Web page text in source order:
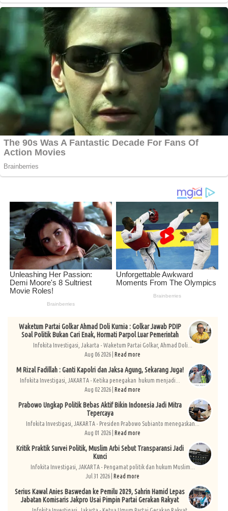
Waketum Partai Golkar Ahmad Doli Kurnia : Golkar Jawab PDIP
Soal Politik Bukan Cari Enak, Hormati Parpol Luar Pemerintah
Infokita Investigasi, Jakarta - Waketum Partai Golkar, Ahmad Doli...
Aug 06 2026 | Read more
M Rizal Fadillah : Ganti Kapolri dan Jaksa Agung, Sekarang Juga!
Infokita Investigasi, JAKARTA - Ketika penegakan hukum menjadi...
Aug 02 2026 | Read more
Prabowo Ungkap Politik Bebas Aktif Bikin Indonesia Jadi Mitra
Tepercaya
Infokita Investigasi, JAKARTA - Presiden Prabowo Subianto menegaskan...
Aug 01 2026 | Read more
Kritik Praktik Survei Politik, Muslim Arbi Sebut Transparansi Jadi
Kunci
Infokita Investigasi, JAKARTA - Pengamat politik dan hukum Muslim...
Jul 31 2026 | Read more
Serius Kawal Anies Baswedan ke Pemilu 2029, Sahrin Hamid Lepas
Jabatan Komisaris Jakpro Usai Pimpin Partai Gerakan Rakyat